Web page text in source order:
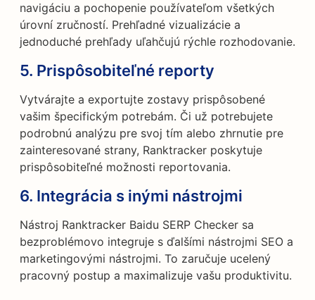
navigáciu a pochopenie používateľom všetkých
úrovní zručností. Prehľadné vizualizácie a
jednoduché prehľady uľahčujú rýchle rozhodovanie.
5. Prispôsobiteľné reporty
Vytvárajte a exportujte zostavy prispôsobené
vašim špecifickým potrebám. Či už potrebujete
podrobnú analýzu pre svoj tím alebo zhrnutie pre
zainteresované strany, Ranktracker poskytuje
prispôsobiteľné možnosti reportovania.
6. Integrácia s inými nástrojmi
Nástroj Ranktracker Baidu SERP Checker sa
bezproblémovo integruje s ďalšími nástrojmi SEO a
marketingovými nástrojmi. To zaručuje ucelený
pracovný postup a maximalizuje vašu produktivitu.